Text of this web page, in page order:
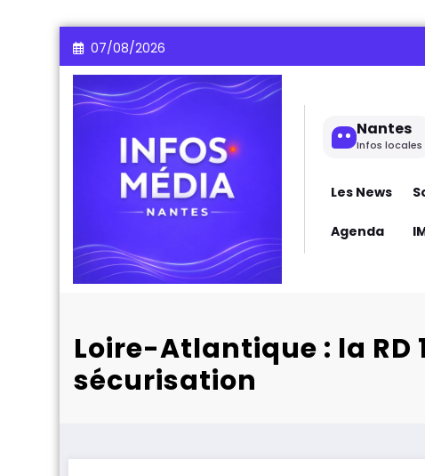
Aller
au
contenu
07/08/2026
Nantes
Infos locales
Les News
Agenda
Loire-Atlantique : la
sécurisation